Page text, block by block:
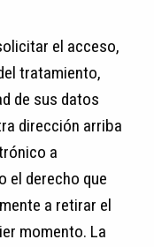
el acceso,
tratamiento,
de sus datos
dirección arriba
a
el derecho que
a retirar el
momento. La